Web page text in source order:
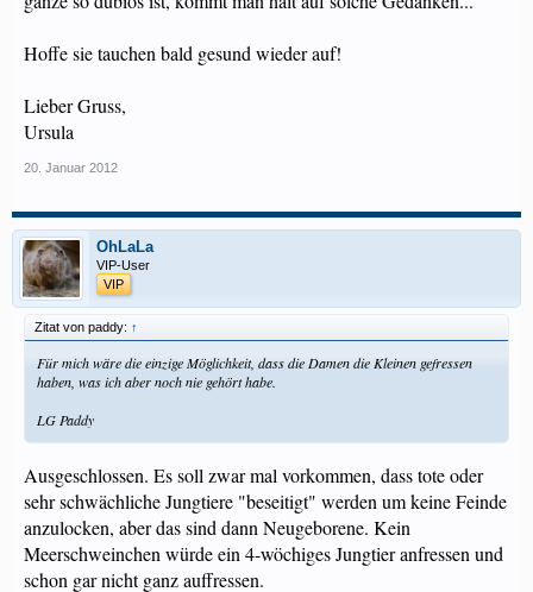
Hoffe sie tauchen bald gesund wieder auf!
Lieber Gruss,
Ursula
20. Januar 2012
OhLaLa
VIP-User
VIP
Zitat von paddy: ↑
Für mich wäre die einzige Möglichkeit, dass die Damen die Kleinen gefressen
haben, was ich aber noch nie gehört habe.
LG Paddy
Ausgeschlossen. Es soll zwar mal vorkommen, dass tote oder
sehr schwächliche Jungtiere "beseitigt" werden um keine Feinde
anzulocken, aber das sind dann Neugeborene. Kein
Meerschweinchen würde ein 4-wöchiges Jungtier anfressen und
schon gar nicht ganz auffressen.